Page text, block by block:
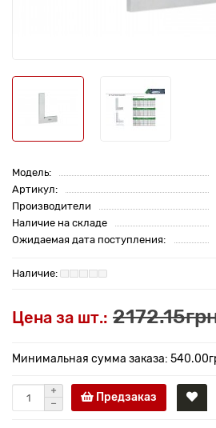
Модель:
Артикул:
Производители
Наличие на складе
Ожидаемая дата поступления:
Цена за шт.:
Минимальная сумма заказа:
Предзаказ